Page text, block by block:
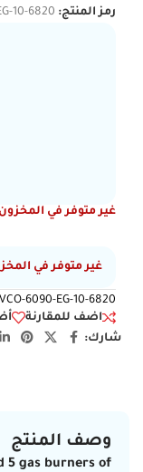
رمز المنتج: 10-6820
غير متوفر في المخزون
غير متوفر في
6090-EG-10-6820
اضف للمقارنة
شارك:
وصف المنتج
5 gas burners of